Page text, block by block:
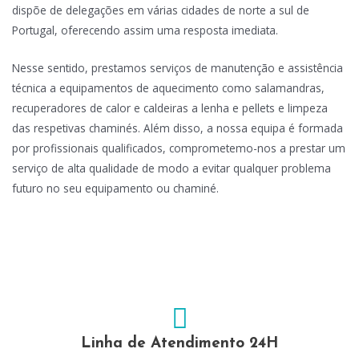
dispõe de delegações em várias cidades de norte a sul de
Portugal, oferecendo assim uma resposta imediata.
Nesse sentido, prestamos serviços de manutenção e assistência
técnica a equipamentos de aquecimento como salamandras,
recuperadores de calor e caldeiras a lenha e pellets e limpeza
das respetivas chaminés. Além disso, a nossa equipa é formada
por profissionais qualificados, comprometemo-nos a prestar um
serviço de alta qualidade de modo a evitar qualquer problema
futuro no seu equipamento ou chaminé.
Linha de Atendimento 24H